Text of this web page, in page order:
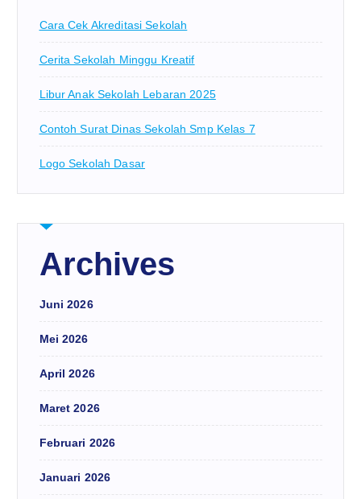
Cara Cek Akreditasi Sekolah
Cerita Sekolah Minggu Kreatif
Libur Anak Sekolah Lebaran 2025
Contoh Surat Dinas Sekolah Smp Kelas 7
Logo Sekolah Dasar
Archives
Juni 2026
Mei 2026
April 2026
Maret 2026
Februari 2026
Januari 2026